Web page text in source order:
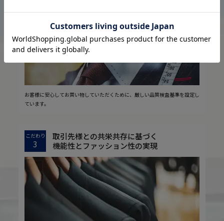
お客様に安心してお買い物していただくために、厳しい品質検査基準を設定し
ています。
こだわり
3
取引先様との共栄共存に基づく
機能性とファッション性の実現